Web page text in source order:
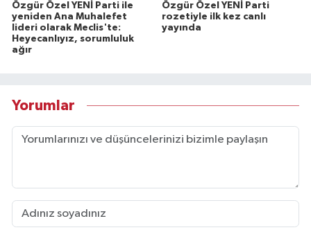
Özgür Özel YENİ Parti ile
yeniden Ana Muhalefet
lideri olarak Meclis'te:
Heyecanlıyız, sorumluluk
ağır
Özgür Özel YENİ Parti
rozetiyle ilk kez canlı
yayında
Yorumlar